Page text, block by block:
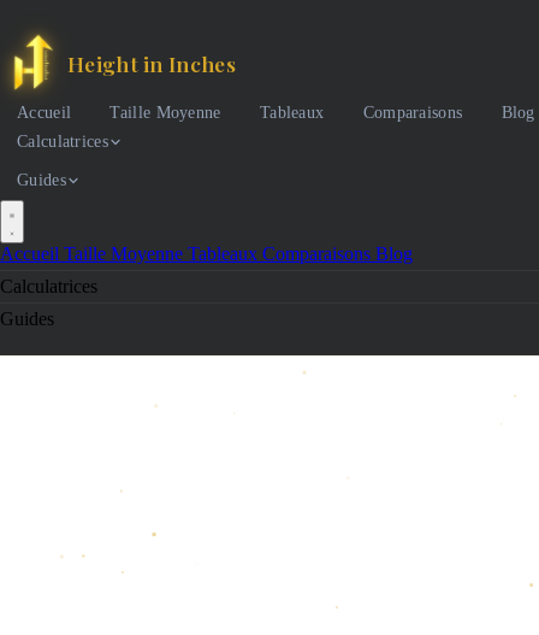
Height in Inches
Accueil Taille Moyenne Tableaux Comparaisons
Blog
Calculatrices
Guides
Accueil Taille Moyenne Tableaux Comparaisons Blog
Calculatrices
Guides